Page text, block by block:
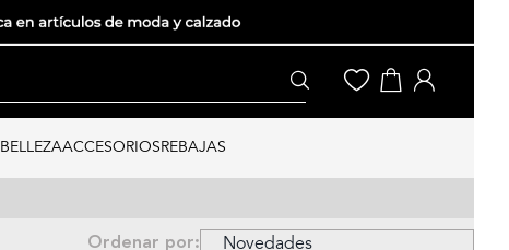
BELLEZAACCESORIOSREBAJAS
Ordenar por: